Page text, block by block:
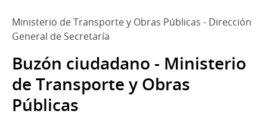
Ministerio de Transporte y Obras Públicas - Dirección
General de Secretaría
Buzón ciudadano - Ministerio
de Transporte y Obras
Públicas